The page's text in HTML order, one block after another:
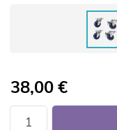
38,00€